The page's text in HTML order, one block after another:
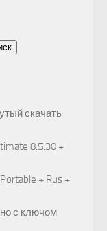
скачать
8.5.30 +
+ Rus +
с ключом